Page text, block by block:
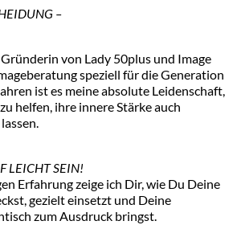
–
von Lady 50plus und Image
speziell für die Generation
ist es meine absolute Leidenschaft,
helfen, ihre innere Stärke auch
LEICHT SEIN!
Erfahrung zeige ich Dir, wie Du Deine
gezielt einsetzt und Deine
zum Ausdruck bringst.